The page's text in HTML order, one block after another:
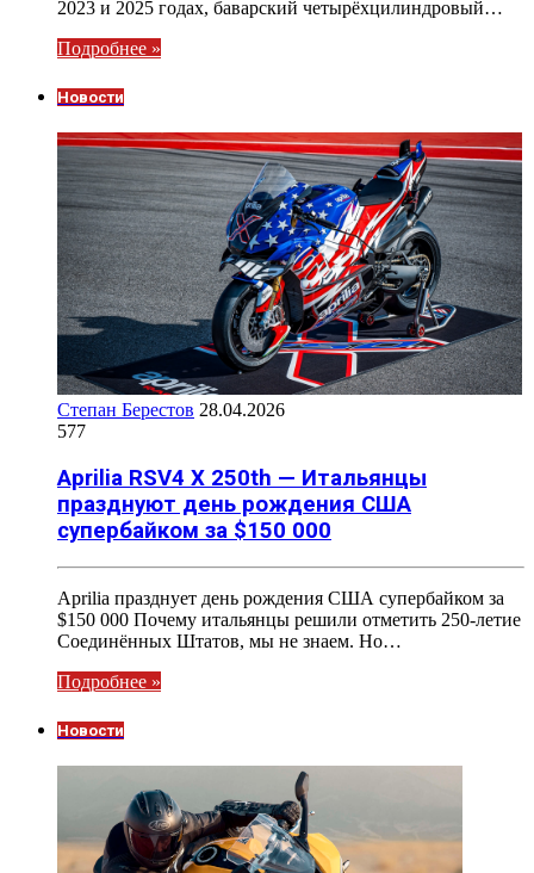
2023 и 2025 годах, баварский четырёхцилиндровый…
Подробнее »
Новости
Степан Берестов 28.04.2026
577
Aprilia RSV4 X 250th — Итальянцы
празднуют день рождения США
супербайком за $150 000
Aprilia празднует день рождения США супербайком за
$150 000 Почему итальянцы решили отметить 250-летие
Соединённых Штатов, мы не знаем. Но…
Подробнее »
Новости